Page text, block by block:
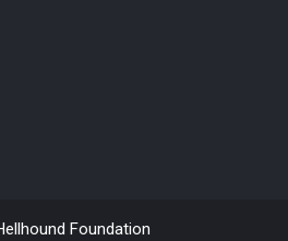
Foundation